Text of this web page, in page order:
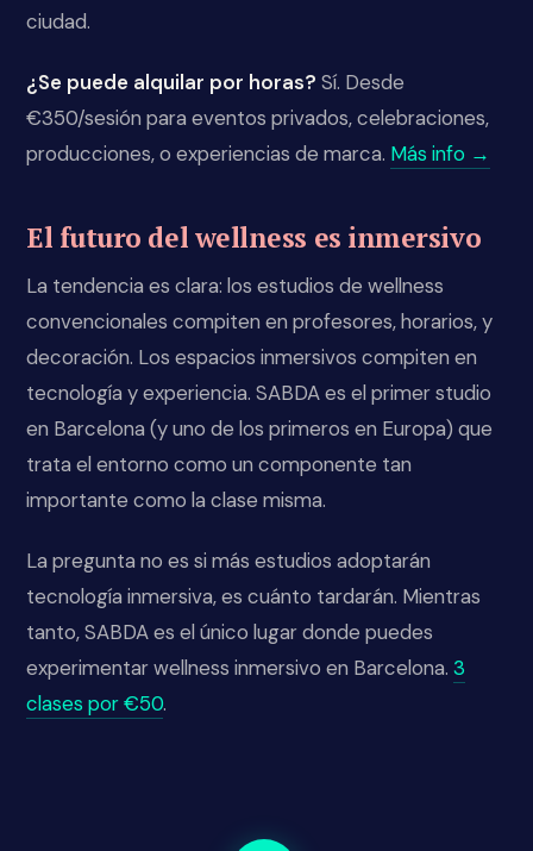
ciudad.
¿Se puede alquilar por horas? Sí. Desde
€350/sesión para eventos privados, celebraciones,
producciones, o experiencias de marca. Más info →
El futuro del wellness es inmersivo
La tendencia es clara: los estudios de wellness
convencionales compiten en profesores, horarios, y
decoración. Los espacios inmersivos compiten en
tecnología y experiencia. SABDA es el primer studio
en Barcelona (y uno de los primeros en Europa) que
trata el entorno como un componente tan
importante como la clase misma.
La pregunta no es si más estudios adoptarán
tecnología inmersiva, es cuánto tardarán. Mientras
tanto, SABDA es el único lugar donde puedes
experimentar wellness inmersivo en Barcelona. 3
clases por €50.